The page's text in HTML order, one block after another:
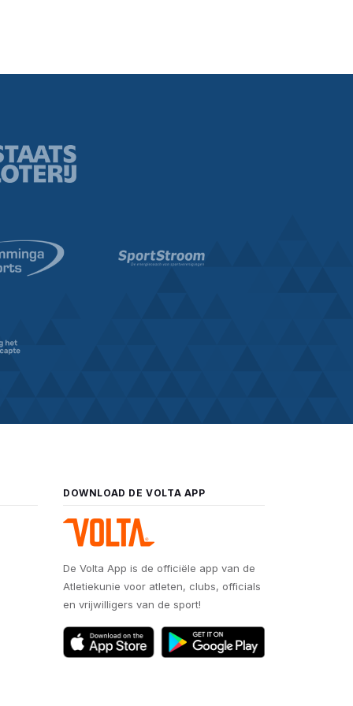
DOWNLOAD DE VOLTA APP
De Volta App is de officiële app van de
Atletiekunie voor atleten, clubs, officials
en vrijwilligers van de sport!